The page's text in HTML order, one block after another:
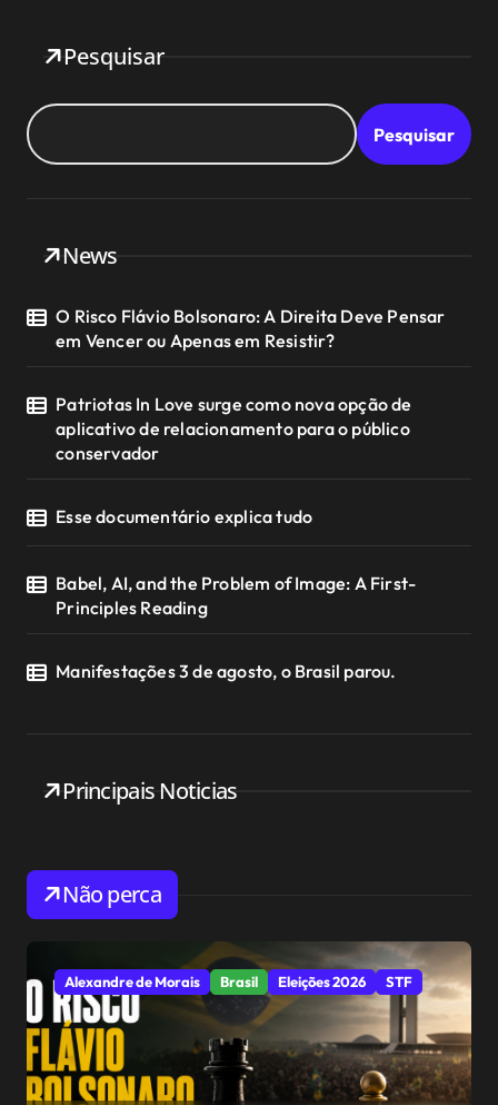
Pesquisar
Pesquisar
News
O Risco Flávio Bolsonaro: A Direita Deve Pensar
em Vencer ou Apenas em Resistir?
Patriotas In Love surge como nova opção de
aplicativo de relacionamento para o público
conservador
Esse documentário explica tudo
Babel, AI, and the Problem of Image: A First-
Principles Reading
Manifestações 3 de agosto, o Brasil parou.
Principais Noticias
Não perca
Alexandre de Morais Brasil Eleições 2026 STF